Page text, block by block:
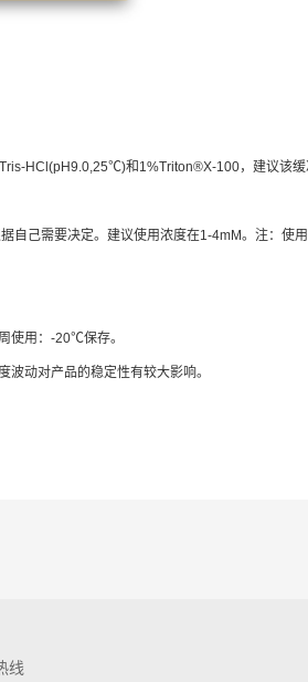
HCl(pH9.0,25℃)和1%Triton®X-100，建议该缓
自己需要决定。建议使用浓度在1-4mM。注：使
使用：-20℃保存。
动对产品的稳定性有较大影响。
线